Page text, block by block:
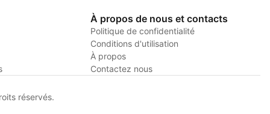
À propos de nous et contacts
Politique de confidentialité
Conditions d'utilisation
À propos
Contactez nous
réservés.